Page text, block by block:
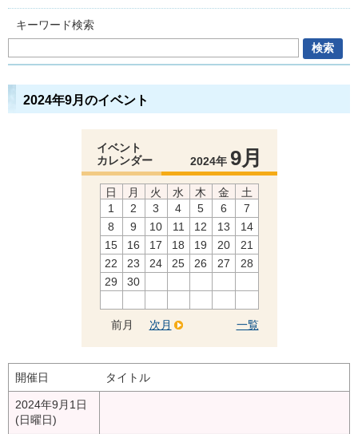
キーワード検索
2024年9月のイベント
イベント
カレンダー
2024年 9月
日 月 火 水 木 金
土
1
2 3 4 5 6
7
8
9 10 11 12 13
14
15
16 17 18 19 20
21
22
23 24 25 26 27
28
29
30
前月 一覧
次月
開催日 タイトル
2024年9月1日
(日曜日)